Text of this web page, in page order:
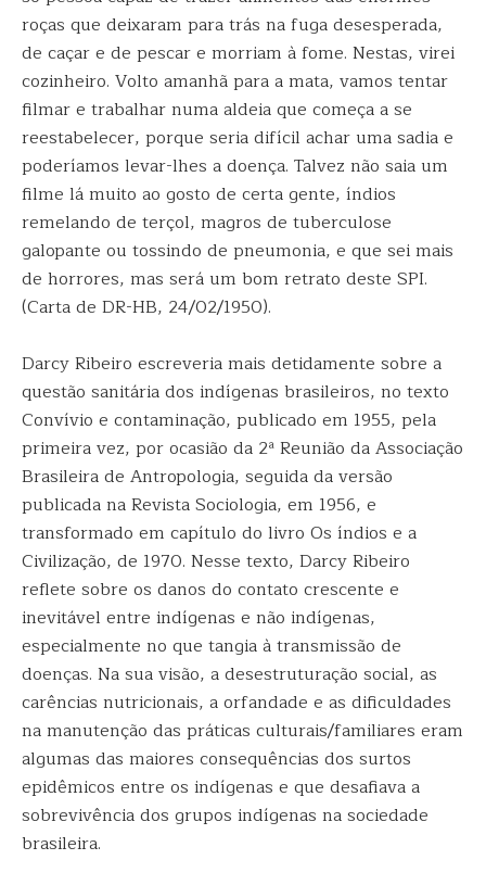
roças que deixaram para trás na fuga desesperada,
de caçar e de pescar e morriam à fome. Nestas, virei
cozinheiro. Volto amanhã para a mata, vamos tentar
filmar e trabalhar numa aldeia que começa a se
reestabelecer, porque seria difícil achar uma sadia e
poderíamos levar-lhes a doença. Talvez não saia um
filme lá muito ao gosto de certa gente, índios
remelando de terçol, magros de tuberculose
galopante ou tossindo de pneumonia, e que sei mais
de horrores, mas será um bom retrato deste SPI.
(Carta de DR-HB, 24/02/1950).
Darcy Ribeiro escreveria mais detidamente sobre a
questão sanitária dos indígenas brasileiros, no texto
Convívio e contaminação, publicado em 1955, pela
primeira vez, por ocasião da 2ª Reunião da Associação
Brasileira de Antropologia, seguida da versão
publicada na Revista Sociologia, em 1956, e
transformado em capítulo do livro Os índios e a
Civilização, de 1970. Nesse texto, Darcy Ribeiro
reflete sobre os danos do contato crescente e
inevitável entre indígenas e não indígenas,
especialmente no que tangia à transmissão de
doenças. Na sua visão, a desestruturação social, as
carências nutricionais, a orfandade e as dificuldades
na manutenção das práticas culturais/familiares eram
algumas das maiores consequências dos surtos
epidêmicos entre os indígenas e que desafiava a
sobrevivência dos grupos indígenas na sociedade
brasileira.